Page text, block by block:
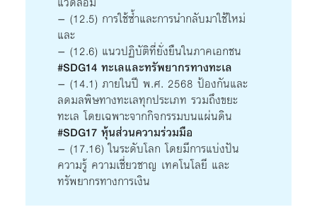
– (12.5) การใช้ซ้ำและการนำกลับมาใช้ใหม่
และ
– (12.6) แนวปฏิบัติที่ยั่งยืนในภาคเอกชน
#SDG14 ทะเลและทรัพยากรทางทะเล
– (14.1) ภายในปี พ.ศ. 2568 ป้องกันและ
ลดมลพิษทางทะเลทุกประเภท รวมถึงขยะ
ทะเล โดยเฉพาะจากกิจกรรมบนแผ่นดิน
#SDG17 หุ้นส่วนความร่วมมือ
– (17.16) ในระดับโลก โดยมีการแบ่งปัน
ความรู้ ความเชี่ยวชาญ เทคโนโลยี และ
ทรัพยากรทางการเงิน